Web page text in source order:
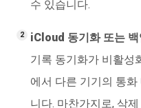
수 있습니다.
iCloud 동기화 또는 백
기록 동기화가 비활성
에서 다른 기기의 통
니다. 마찬가지로, 삭